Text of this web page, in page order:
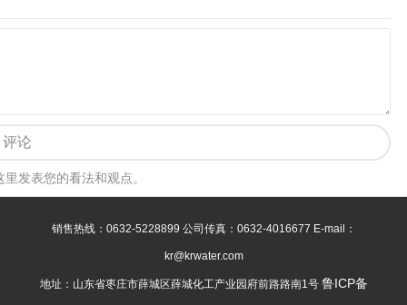
评论
发表您的看法和观点。
销售热线：0632-5228899 公司传真：0632-4016677 E-mail：
kr@krwater.com
地址：山东省枣庄市薛城区薛城化工产业园府前路路南1号 鲁ICP备